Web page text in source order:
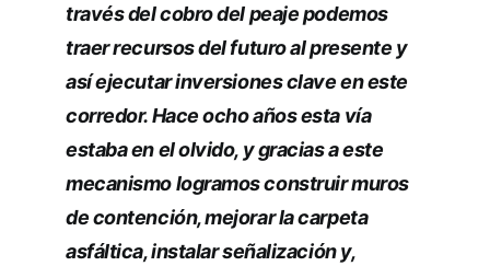
través del cobro del peaje podemos
traer recursos del futuro al presente y
así ejecutar inversiones clave en este
corredor. Hace ocho años esta vía
estaba en el olvido, y gracias a este
mecanismo logramos construir muros
de contención, mejorar la carpeta
asfáltica, instalar señalización y,